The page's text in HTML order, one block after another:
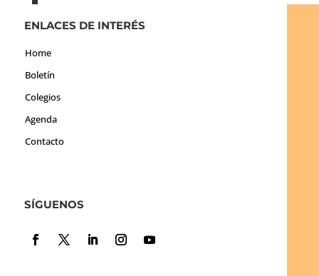
ENLACES DE INTERÉS
Home
Boletín
Colegios
Agenda
Contacto
SÍGUENOS